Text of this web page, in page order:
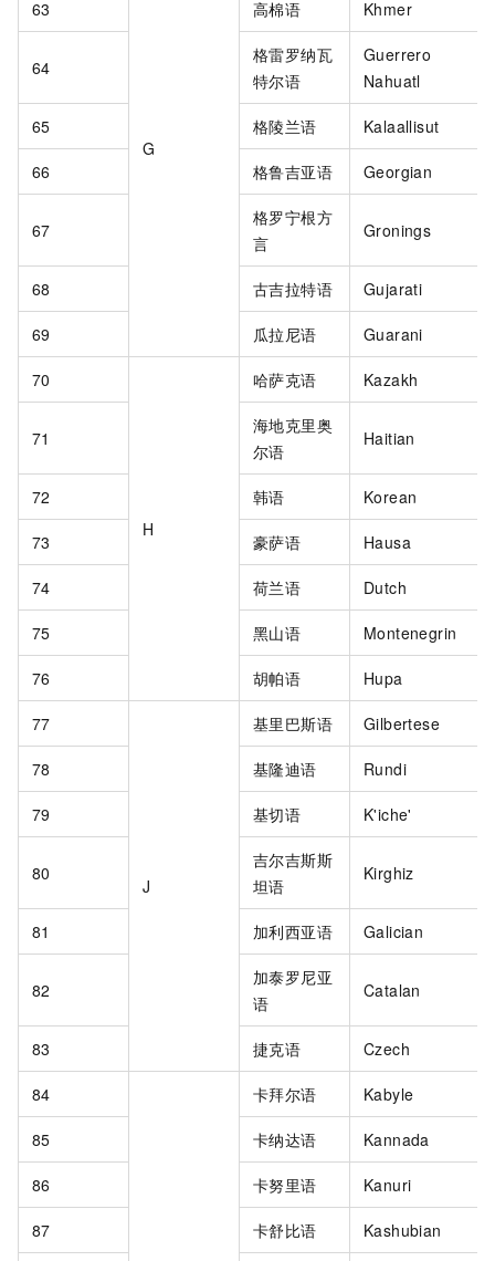
G
63 高棉语 Khmer
64
格雷罗纳瓦
特尔语
Guerrero
Nahuatl
65 格陵兰语 Kalaallisut
66 格鲁吉亚语 Georgian
67
格罗宁根方
言
Gronings
68 古吉拉特语 Gujarati
69 瓜拉尼语 Guarani
70
H
哈萨克语 Kazakh
71
海地克里奥
尔语
Haitian
72 韩语 Korean
73 豪萨语 Hausa
74 荷兰语 Dutch
75 黑山语 Montenegrin
76 胡帕语 Hupa
77
J
基里巴斯语 Gilbertese
78 基隆迪语 Rundi
79 基切语 K'iche'
80
吉尔吉斯斯
坦语
Kirghiz
81 加利西亚语 Galician
82
加泰罗尼亚
语
Catalan
83 捷克语 Czech
84 卡拜尔语 Kabyle
85 卡纳达语 Kannada
86 卡努里语 Kanuri
87 卡舒比语 Kashubian